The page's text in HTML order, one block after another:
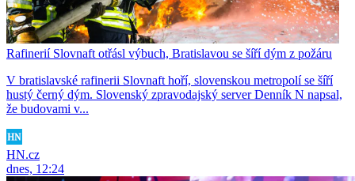
Rafinerií Slovnaft otřásl výbuch, Bratislavou se šíří dým z požáru
V bratislavské rafinerii Slovnaft hoří, slovenskou metropolí se šíří
hustý černý dým. Slovenský zpravodajský server Denník N napsal,
že budovami v...
HN.cz
dnes, 12:24